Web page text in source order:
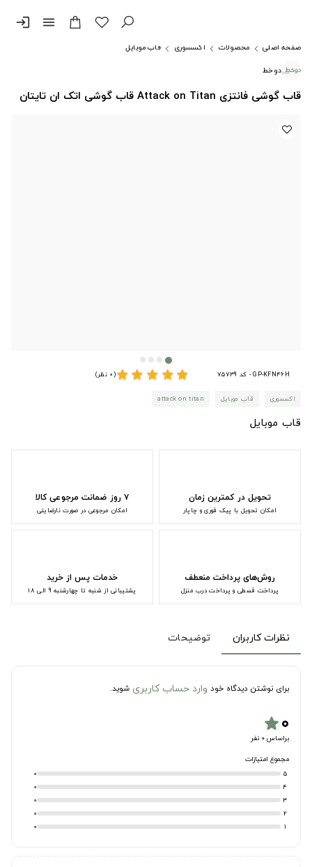
menu
login
صفحه اصلی محصولات اکسسوری
قاب موبایل
دوخط
قاب گوشی فانتزی Attack on Titan قاب گوشی اتک ان تایتان
GP-KFN46H - کد 75739 star
star
star
star
star(0 نظر)
اکسسوری قاب موبایل attack on titan
قاب موبایل
تحویل در کمترین زمان
امکان تحویل با پیک فوری و چاپار
۷ روز ضمانت مرجوعی کالا
امکان مرجوعی در صورت نارضایتی
روش‌های پرداخت منعطف
پرداخت قسطی و پرداخت درب منزل
خدمات پس از خرید
پشتیبانی از شنبه تا چهارشنبه 9 الی 18
نظرات کاربران توضیحات
برای نوشتن دیدگاه خود وارد حساب کاربری شوید.
۰star
براساس 0 نفر
مجموع امتیازات
5
0
4
0
3
0
2
0
1
0